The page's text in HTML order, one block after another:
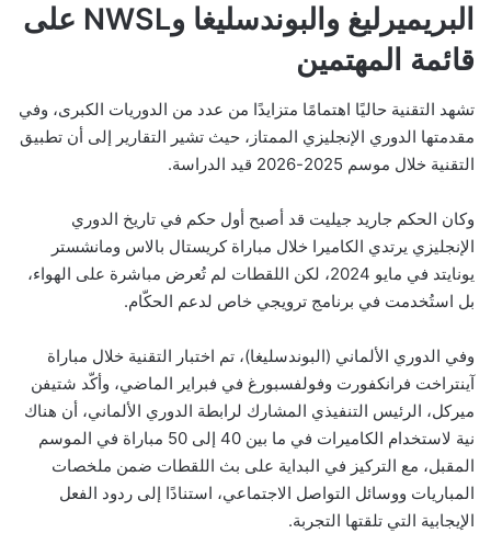
البريميرليغ والبوندسليغا وNWSL على
قائمة المهتمين
تشهد التقنية حاليًا اهتمامًا متزايدًا من عدد من الدوريات الكبرى، وفي
مقدمتها الدوري الإنجليزي الممتاز، حيث تشير التقارير إلى أن تطبيق
التقنية خلال موسم 2025-2026 قيد الدراسة.
وكان الحكم جاريد جيليت قد أصبح أول حكم في تاريخ الدوري
الإنجليزي يرتدي الكاميرا خلال مباراة كريستال بالاس ومانشستر
يونايتد في مايو 2024، لكن اللقطات لم تُعرض مباشرة على الهواء،
بل استُخدمت في برنامج ترويجي خاص لدعم الحكّام.
وفي الدوري الألماني (البوندسليغا)، تم اختبار التقنية خلال مباراة
آينتراخت فرانكفورت وفولفسبورغ في فبراير الماضي، وأكّد شتيفن
ميركل، الرئيس التنفيذي المشارك لرابطة الدوري الألماني، أن هناك
نية لاستخدام الكاميرات في ما بين 40 إلى 50 مباراة في الموسم
المقبل، مع التركيز في البداية على بث اللقطات ضمن ملخصات
المباريات ووسائل التواصل الاجتماعي، استنادًا إلى ردود الفعل
الإيجابية التي تلقتها التجربة.